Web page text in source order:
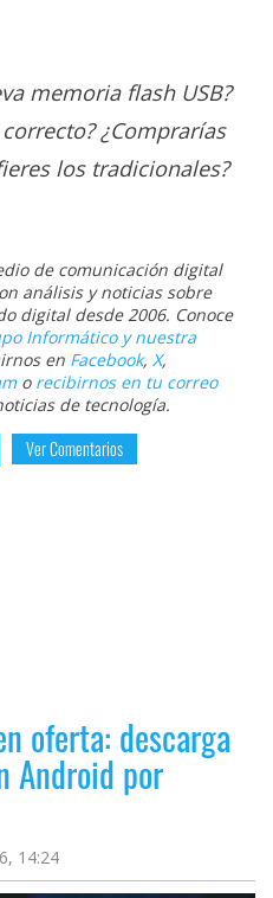
memoria flash USB?
¿Comprarías
los tradicionales?
de comunicación digital
análisis y noticias sobre
digital desde 2006. Conoce
Informático y nuestra
en Facebook, X,
o recibirnos en tu correo
de tecnología.
Ver Comentarios
oferta: descarga
Android por
14:24